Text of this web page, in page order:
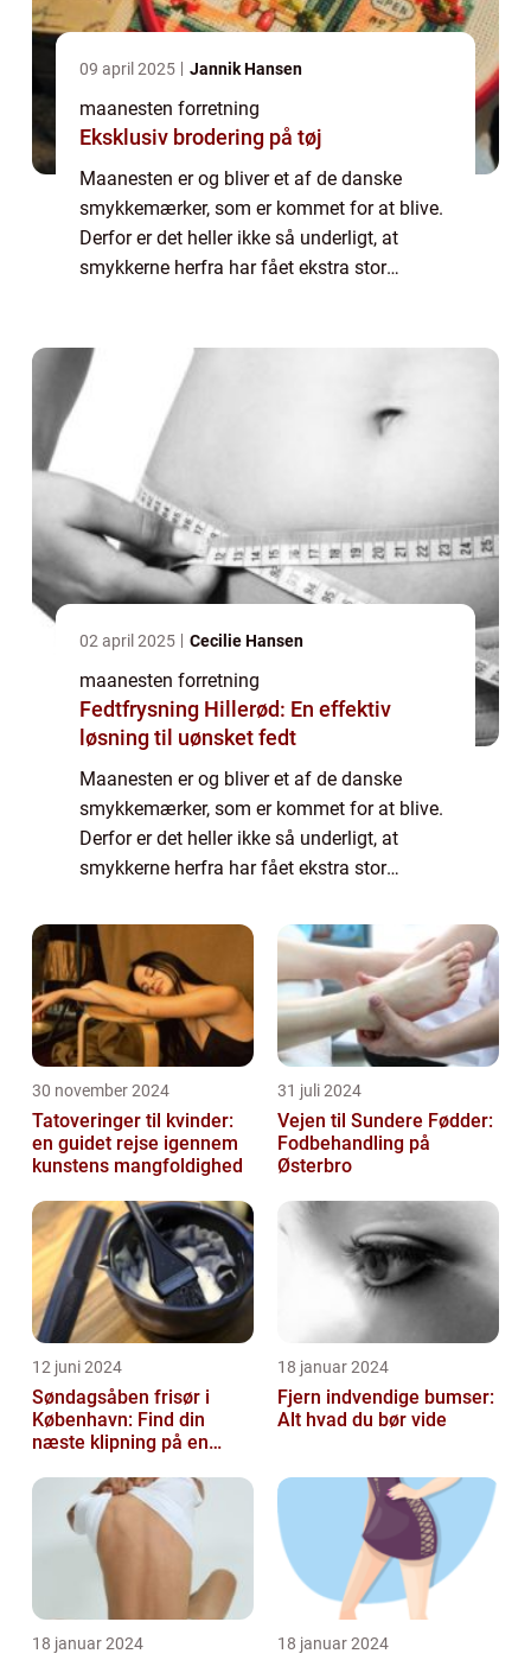
09 april 2025 Jannik Hansen
maanesten forretning
Eksklusiv brodering på tøj
Maanesten er og bliver et af de danske
smykkemærker, som er kommet for at blive.
Derfor er det heller ikke så underligt, at
smykkerne herfra har fået ekstra stor
kollektioner h...
02 april 2025 Cecilie Hansen
maanesten forretning
Fedtfrysning Hillerød: En effektiv
løsning til uønsket fedt
Maanesten er og bliver et af de danske
smykkemærker, som er kommet for at blive.
Derfor er det heller ikke så underligt, at
smykkerne herfra har fået ekstra stor
Maanesten laver er nemlig, at deres
kollektioner h...
30 november 2024
Tatoveringer til kvinder:
en guidet rejse igennem
kunstens mangfoldighed
31 juli 2024
Vejen til Sundere Fødder:
Fodbehandling på
Østerbro
12 juni 2024
Søndagsåben frisør i
København: Find din
næste klipning på en
18 januar 2024
Fjern indvendige bumser:
Alt hvad du bør vide
18 januar 2024 18 januar 2024